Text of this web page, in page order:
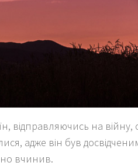
відправляючись на війну,
адже він був
вчинив.